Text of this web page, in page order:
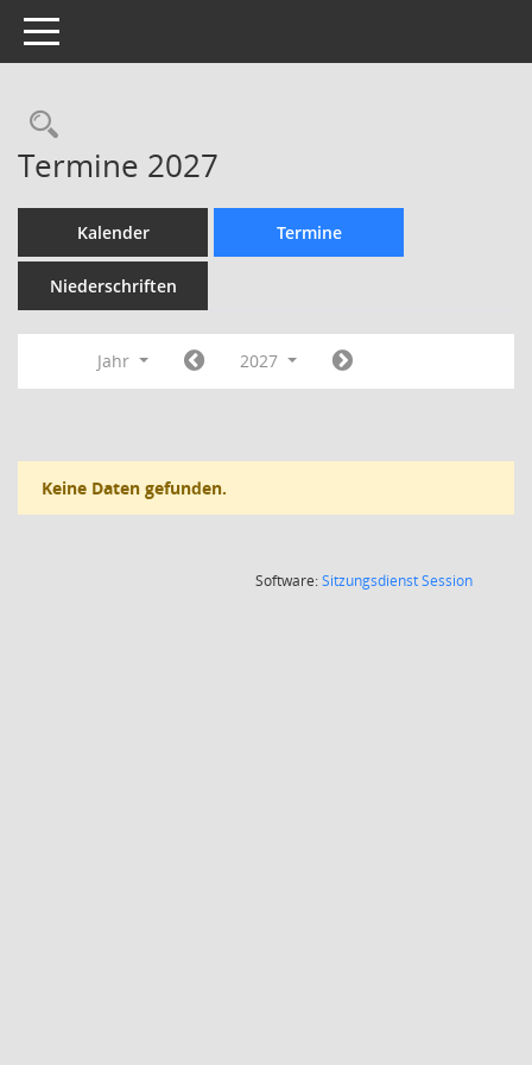
Toggle navigation
Rechercheauswahl
Termine 2027
Kalender Termine
Niederschriften
Jahr 2027
Keine Daten gefunden.
Software:SitzungsdienstSession(Wird in